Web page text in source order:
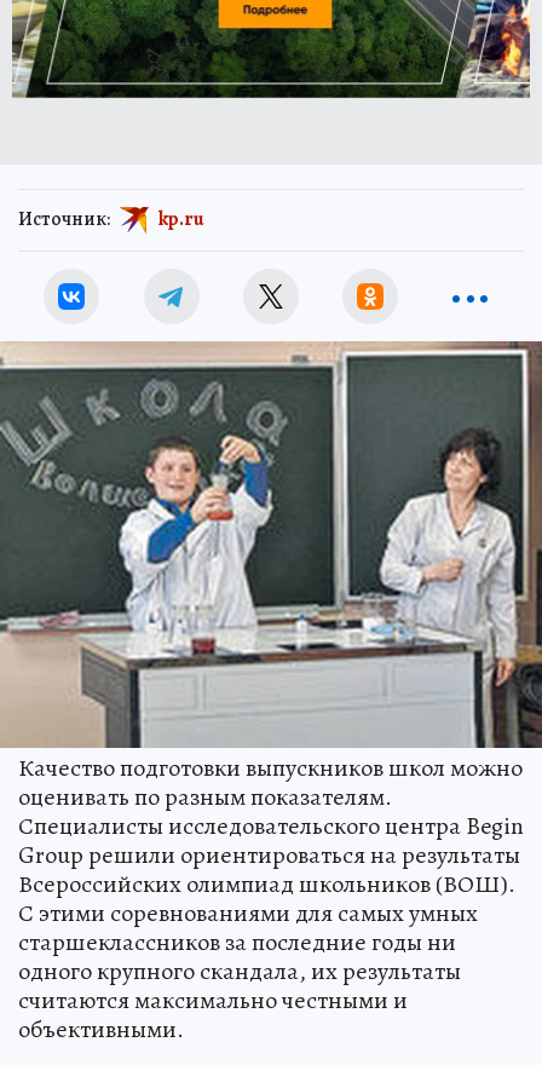
Источник: kp.ru
Качество подготовки выпускников школ можно
оценивать по разным показателям.
Специалисты исследовательского центра Begin
Group решили ориентироваться на результаты
Всероссийских олимпиад школьников (ВОШ).
С этими соревнованиями для самых умных
старшеклассников за последние годы ни
одного крупного скандала, их результаты
считаются максимально честными и
объективными.